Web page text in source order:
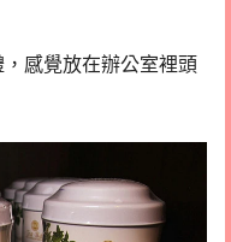
感覺放在辦公室裡頭